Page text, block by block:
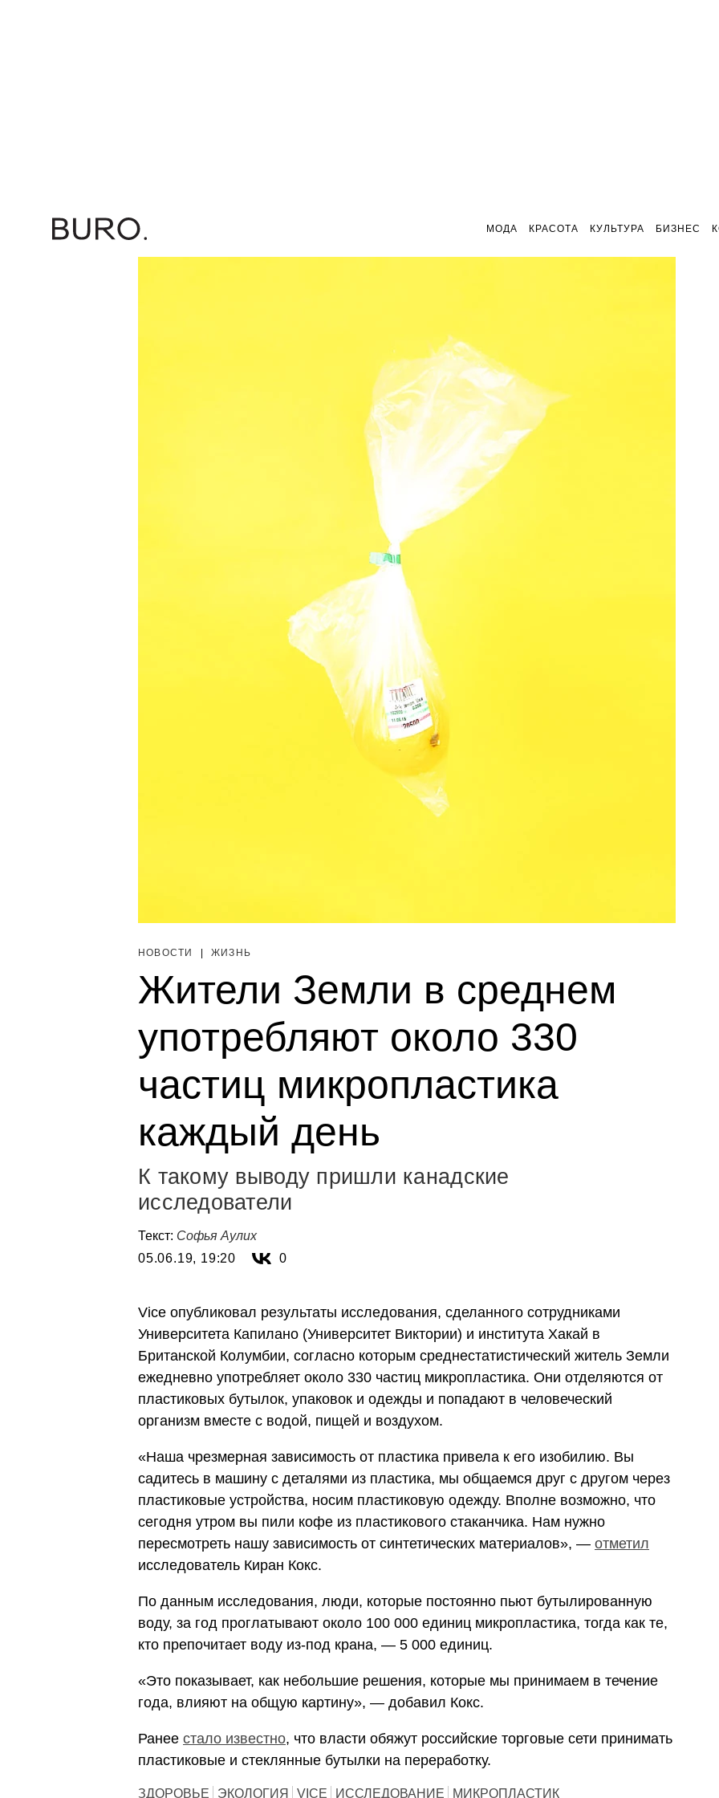
МОДА КРАСОТА КУЛЬТУРА БИЗНЕС
НОВОСТИ ЖИЗНЬ
Жители Земли в среднем
употребляют около 330
частиц микропластика
каждый день
К такому выводу пришли канадские
исследователи
Текст: Софья Аулих
05.06.19, 19:20
0
Vice опубликовал результаты исследования, сделанного сотрудниками
Университета Капилано (Университет Виктории) и института Хакай в
Британской Колумбии, согласно которым среднестатистический житель Земли
ежедневно употребляет около 330 частиц микропластика. Они отделяются от
пластиковых бутылок, упаковок и одежды и попадают в человеческий
организм вместе с водой, пищей и воздухом.
«Наша чрезмерная зависимость от пластика привела к его изобилию. Вы
садитесь в машину с деталями из пластика, мы общаемся друг с другом через
пластиковые устройства, носим пластиковую одежду. Вполне возможно, что
сегодня утром вы пили кофе из пластикового стаканчика. Нам нужно
пересмотреть нашу зависимость от синтетических материалов», — отметил
исследователь Киран Кокс.
По данным исследования, люди, которые постоянно пьют бутылированную
воду, за год проглатывают около 100 000 единиц микропластика, тогда как те,
кто препочитает воду из-под крана, — 5 000 единиц.
«Это показывает, как небольшие решения, которые мы принимаем в течение
года, влияют на общую картину», — добавил Кокс.
Ранее стало известно, что власти обяжут российские торговые сети принимать
пластиковые и стеклянные бутылки на переработку.
ЗДОРОВЬЕ ЭКОЛОГИЯ VICE ИССЛЕДОВАНИЕ МИКРОПЛАСТИК